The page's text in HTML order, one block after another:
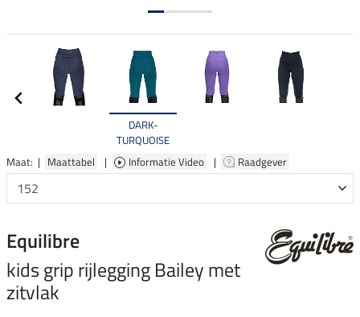
DARK-
TURQUOISE
Maat: | Maattabel | Informatie Video | Raadgever
Equilibre
kids grip rijlegging Bailey met
zitvlak